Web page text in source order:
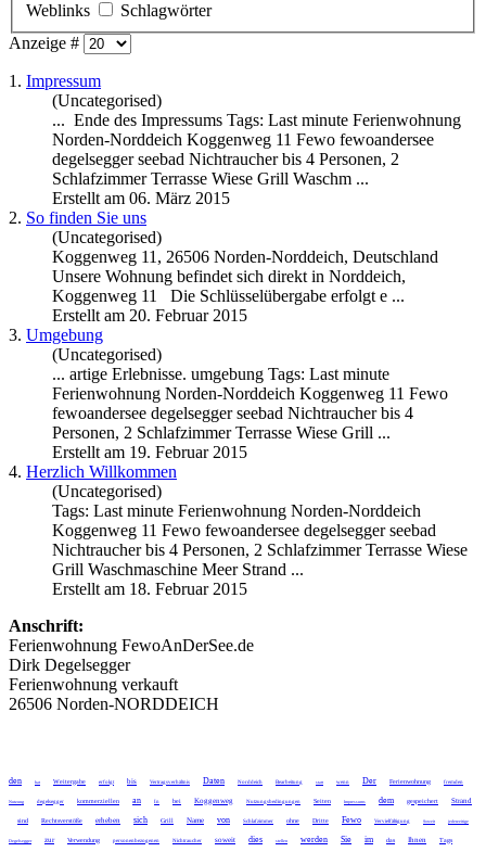
Weblinks
Schlagwörter
Anzeige #
1. Impressum
(Uncategorised)
... Ende des Impressums Tags: Last minute Ferienwohnung
Norden-Norddeich Koggenweg 11 Fewo fewoandersee
degelsegger seebad Nichtraucher bis 4 Personen, 2
Schlafzimmer Terrasse Wiese Grill Waschm ...
Erstellt am 06. März 2015
2. So finden Sie uns
(Uncategorised)
Koggenweg 11, 26506 Norden-Norddeich, Deutschland
Unsere Wohnung befindet sich direkt in Norddeich,
Koggenweg 11 Die Schlüsselübergabe erfolgt e ...
Erstellt am 20. Februar 2015
3. Umgebung
(Uncategorised)
... artige Erlebnisse. umgebung Tags: Last minute
Ferienwohnung Norden-Norddeich Koggenweg 11 Fewo
fewoandersee degelsegger seebad Nichtraucher bis 4
Personen, 2 Schlafzimmer Terrasse Wiese Grill ...
Erstellt am 19. Februar 2015
4. Herzlich Willkommen
(Uncategorised)
Tags: Last minute Ferienwohnung Norden-Norddeich
Koggenweg 11 Fewo fewoandersee degelsegger seebad
Nichtraucher bis 4 Personen, 2 Schlafzimmer Terrasse Wiese
Grill Waschmaschine Meer Strand ...
Erstellt am 18. Februar 2015
Anschrift:
Ferienwohnung FewoAnDerSee.de
Dirk Degelsegger
Ferienwohnung verkauft
26506 Norden-NORDDEICH
den hat Weitergabe erfolgt bis Vertragsverhältnis Daten Norddeich Bearbeitung statt wenn Der Ferienwohnung fremden
Nutzung degelsegger kommerziellen an In bei Koggenweg Nutzungsbedingungen Seiten Impressums dem gespeichert Strand
sind Rechtsverstöße erheben sich Grill Name von Schlafzimmer ohne Dritte Fewo Vervielfältigung Soweit jederzeitige
Degelsegger zur Verwendung personenbezogenen Nichtraucher soweit dies stellen werden Sie im das Ihnen Tags